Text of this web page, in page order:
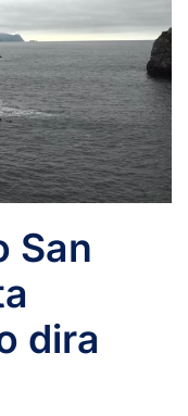
San
dira